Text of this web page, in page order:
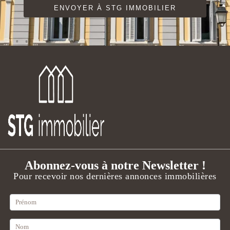
ENVOYER À STG IMMOBILIER
Abonnez-vous à notre Newsletter !
Pour recevoir nos dernières annonces immobilières